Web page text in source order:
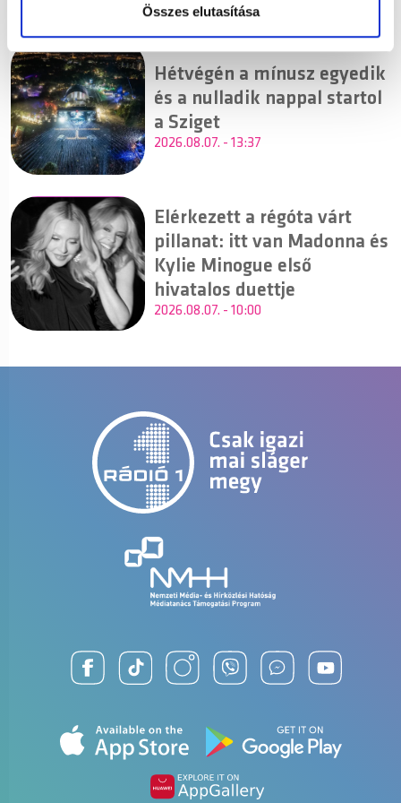
Összes elutasítása
Hétvégén a mínusz egyedik
és a nulladik nappal startol
a Sziget
2026.08.07. - 13:37
Elérkezett a régóta várt
pillanat: itt van Madonna és
Kylie Minogue első
hivatalos duettje
2026.08.07. - 10:00